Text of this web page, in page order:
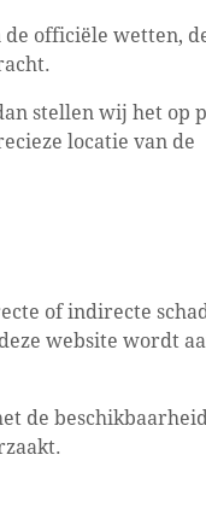
officiële wetten,
stellen wij het op
locatie van de
of indirecte
website wordt
de